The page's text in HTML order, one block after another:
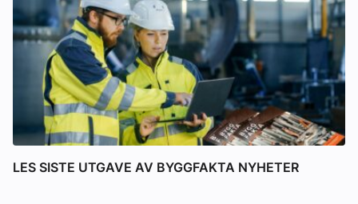
LES SISTE UTGAVE AV BYGGFAKTA NYHETER